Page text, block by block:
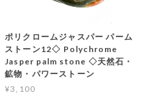
ポリクロームジャスパー パーム
ストーン12◇ Polychrome
Jasper palm stone ◇天然石・
鉱物・パワーストーン
¥3,100